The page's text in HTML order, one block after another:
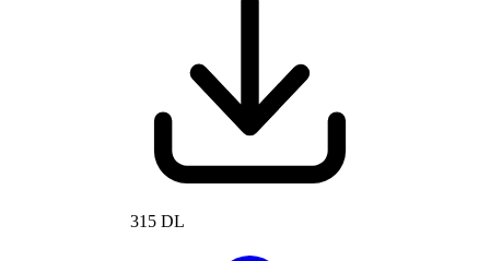
315 DL